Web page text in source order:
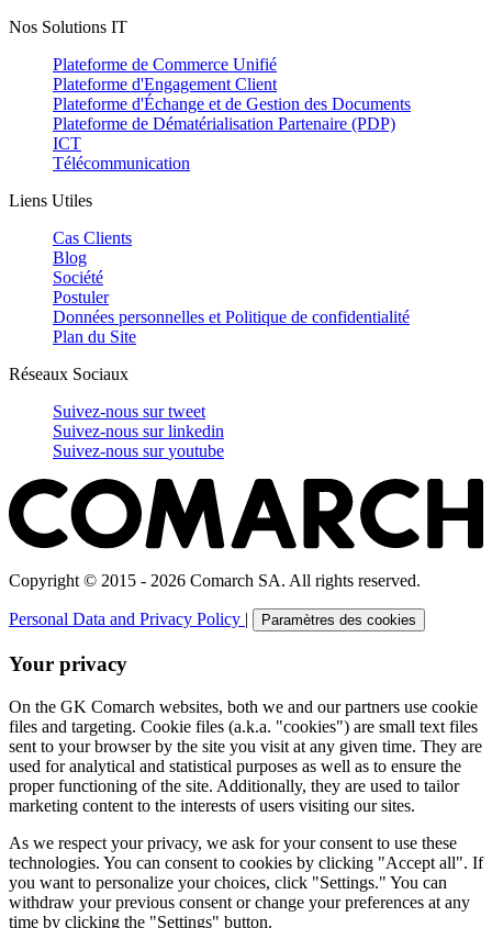
Nos Solutions IT
Plateforme de Commerce Unifié
Plateforme d'Engagement Client
Plateforme d'Échange et de Gestion des Documents
Plateforme de Dématérialisation Partenaire (PDP)
ICT
Télécommunication
Liens Utiles
Cas Clients
Blog
Société
Postuler
Données personnelles et Politique de confidentialité
Plan du Site
Réseaux Sociaux
Suivez-nous surtweet
Suivez-nous surlinkedin
Suivez-nous suryoutube
Copyright © 2015 - 2026 Comarch SA. All rights reserved.
Personal Data and Privacy Policy | Paramètres des cookies
Your privacy
On the GK Comarch websites, both we and our partners use cookie
files and targeting. Cookie files (a.k.a. "cookies") are small text files
sent to your browser by the site you visit at any given time. They are
used for analytical and statistical purposes as well as to ensure the
proper functioning of the site. Additionally, they are used to tailor
marketing content to the interests of users visiting our sites.
As we respect your privacy, we ask for your consent to use these
technologies. You can consent to cookies by clicking "Accept all". If
you want to personalize your choices, click "Settings." You can
withdraw your previous consent or change your preferences at any
time by clicking the "Settings" button.